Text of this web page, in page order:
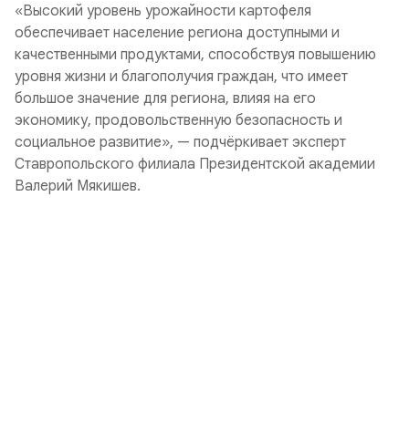
«Высокий уровень урожайности картофеля
обеспечивает население региона доступными и
качественными продуктами, способствуя повышению
уровня жизни и благополучия граждан, что имеет
большое значение для региона, влияя на его
экономику, продовольственную безопасность и
социальное развитие», — подчёркивает эксперт
Ставропольского филиала Президентской академии
Валерий Мякишев.